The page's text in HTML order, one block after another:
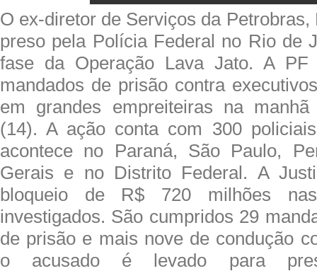
O ex-diretor de Serviços da Petrobras,
preso pela Polícia Federal no Rio de
fase da Operação Lava Jato. A
mandados de prisão contra
em grandes empreiteiras na manhã
(14). A ação conta com 300
acontece no Paraná, São Paulo,
Gerais e no Distrito Federal. A
bloqueio de R$ 720 milhões
investigados. São cumpridos 29
de prisão e mais nove de condução
o acusado é levado para